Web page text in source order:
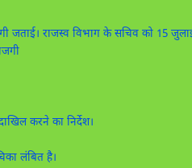
जताई। राजस्व विभाग के सचिव को 15
करने का निर्देश।
लंबित है।